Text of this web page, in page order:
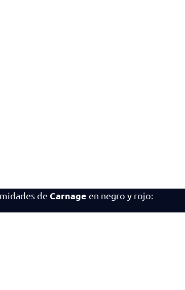
de Carnage en negro y rojo: